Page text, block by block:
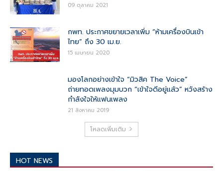
09 ตุลาคม 2021
กพท. ประกาศขยายเวลาเพิ่ม “ห้ามเครื่องบินเข้า
ไทย” ถึง 30 เม.ย.
15 เมษายน 2020
มองโลกอย่างเข้าใจ “มิวสิค The Voice”
ถ่ายทอดเพลงมุมบวก “เข้าใจดีอยู่แล้ว” หวังสร้าง
กำลังใจให้แฟนเพลง
21 สิงหาคม 2019
โหลดเพิ่มเติม
HOT NEWS